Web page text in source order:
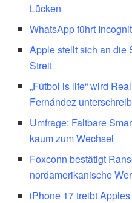
Lücken
WhatsApp führt
Apple stellt sich an die
Streit
„Fútbol is life“ wird
Fernández
Umfrage: Faltbare
kaum zum Wechsel
Foxconn bestätigt
nordamerikanische
iPhone 17 treibt